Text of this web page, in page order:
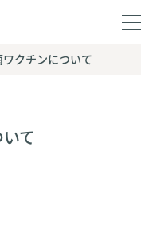
クチンについて
て